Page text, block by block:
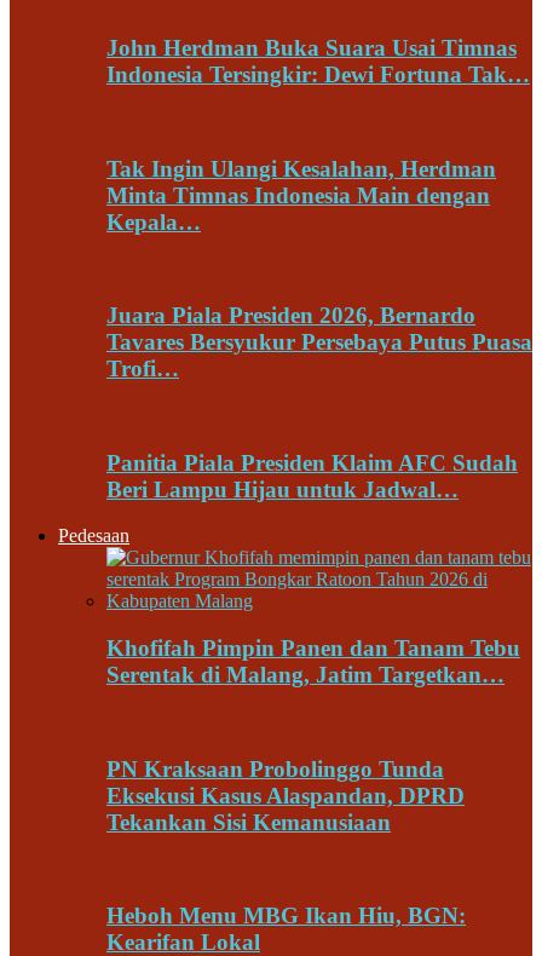
John Herdman Buka Suara Usai Timnas
Indonesia Tersingkir: Dewi Fortuna Tak…
Tak Ingin Ulangi Kesalahan, Herdman
Minta Timnas Indonesia Main dengan
Kepala…
Juara Piala Presiden 2026, Bernardo
Tavares Bersyukur Persebaya Putus Puasa
Trofi…
Panitia Piala Presiden Klaim AFC Sudah
Beri Lampu Hijau untuk Jadwal…
Pedesaan
Khofifah Pimpin Panen dan Tanam Tebu
Serentak di Malang, Jatim Targetkan…
PN Kraksaan Probolinggo Tunda
Eksekusi Kasus Alaspandan, DPRD
Tekankan Sisi Kemanusiaan
Heboh Menu MBG Ikan Hiu, BGN:
Kearifan Lokal